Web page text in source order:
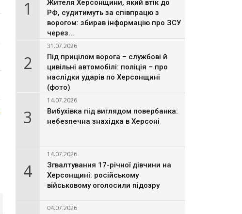
1
Жителя Херсонщини, який втік до
РФ, судитимуть за співпрацю з
ворогом: збирав інформацію про ЗСУ
через...
2
31.07.2026
Під прицілом ворога – службові й
цивільні автомобілі: поліція – про
наслідки ударів по Херсонщині
(фото)
3
14.07.2026
Вибухівка під виглядом повербанка:
небезпечна знахідка в Херсоні
4
14.07.2026
Згвалтування 17-річної дівчини на
Херсонщині: російському
військовому оголосили підозру
04.07.2026